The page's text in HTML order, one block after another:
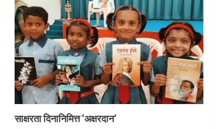
साक्षरता दिनानिमित्त ‘अक्षरदान’